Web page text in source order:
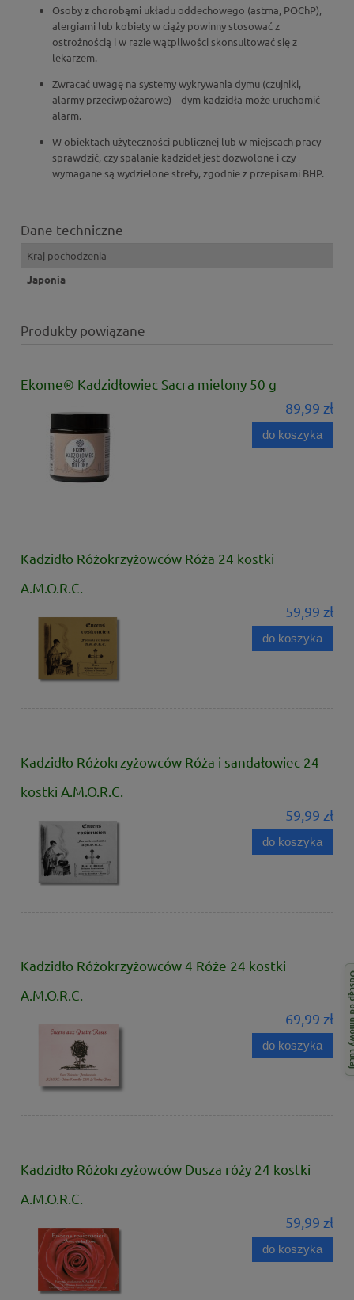
Osoby z chorobąmi układu oddechowego (astma, POChP),
alergiami lub kobiety w ciąży powinny stosować z
ostrożnością i w razie wątpliwości skonsultować się z
lekarzem.
Zwracać uwagę na systemy wykrywania dymu (czujniki,
alarmy przeciwpożarowe) – dym kadzidła może uruchomić
alarm.
W obiektach użyteczności publicznej lub w miejscach pracy
sprawdzić, czy spalanie kadzideł jest dozwolone i czy
wymagane są wydzielone strefy, zgodnie z przepisami BHP.
Dane techniczne
Kraj pochodzenia
Japonia
Produkty powiązane
Ekome® Kadzidłowiec Sacra mielony 50 g
89,99 zł
do koszyka
Kadzidło Różokrzyżowców Róża 24 kostki
A.M.O.R.C.
59,99 zł
do koszyka
Kadzidło Różokrzyżowców Róża i sandałowiec 24
kostki A.M.O.R.C.
59,99 zł
do koszyka
Kadzidło Różokrzyżowców 4 Róże 24 kostki
A.M.O.R.C.
69,99 zł
do koszyka
Kadzidło Różokrzyżowców Dusza róży 24 kostki
A.M.O.R.C.
59,99 zł
do koszyka